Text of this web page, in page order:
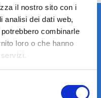
il nostro sito con i
analisi dei dati web,
combinarle
loro o che hanno